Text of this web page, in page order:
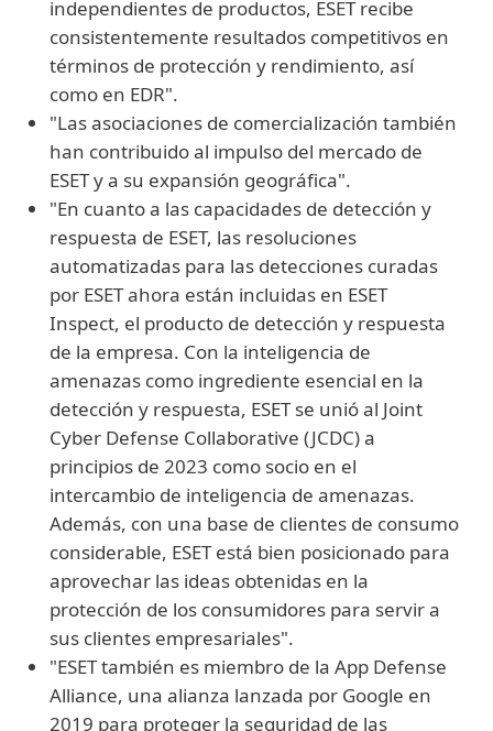
independientes de productos, ESET recibe
consistentemente resultados competitivos en
términos de protección y rendimiento, así
como en EDR".
"Las asociaciones de comercialización también
han contribuido al impulso del mercado de
ESET y a su expansión geográfica".
"En cuanto a las capacidades de detección y
respuesta de ESET, las resoluciones
automatizadas para las detecciones curadas
por ESET ahora están incluidas en ESET
Inspect, el producto de detección y respuesta
de la empresa. Con la inteligencia de
amenazas como ingrediente esencial en la
detección y respuesta, ESET se unió al Joint
Cyber Defense Collaborative (JCDC) a
principios de 2023 como socio en el
intercambio de inteligencia de amenazas.
Además, con una base de clientes de consumo
considerable, ESET está bien posicionado para
aprovechar las ideas obtenidas en la
protección de los consumidores para servir a
sus clientes empresariales".
"ESET también es miembro de la App Defense
Alliance, una alianza lanzada por Google en
2019 para proteger la seguridad de las